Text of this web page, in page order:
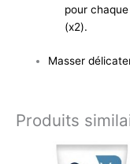
pour
(x2).
Masser
Produits